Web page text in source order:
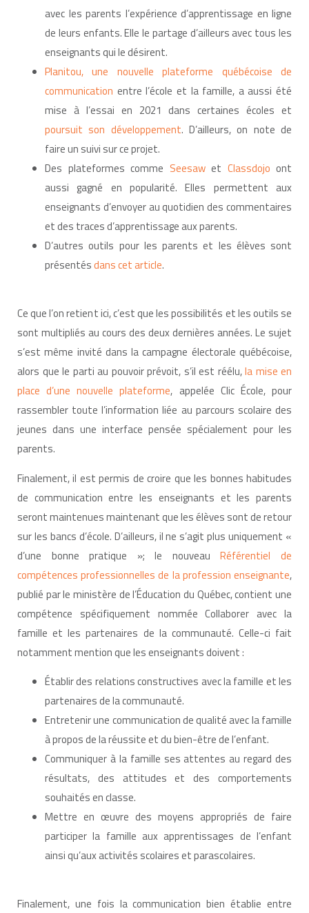
avec les parents l’expérience d’apprentissage en ligne
de leurs enfants. Elle le partage d’ailleurs avec tous les
enseignants qui le désirent.
Planitou, une nouvelle plateforme québécoise de
communication entre l’école et la famille, a aussi été
mise à l’essai en 2021 dans certaines écoles et
poursuit son développement. D’ailleurs, on note de
faire un suivi sur ce projet.
Des plateformes comme Seesawet Classdojo ont
aussi gagné en popularité. Elles permettent aux
enseignants d’envoyer au quotidien des commentaires
et des traces d’apprentissage aux parents.
D’autres outils pour les parents et les élèves sont
présentésdans cet article.
Ce que l’on retient ici, c’est que les possibilités et les outils se
sont multipliés au cours des deux dernières années. Le sujet
s’est même invité dans la campagne électorale québécoise,
alors que le parti au pouvoir prévoit, s’il est réélu,la mise en
place d’une nouvelle plateforme, appelée Clic École, pour
rassembler toute l’information liée au parcours scolaire des
jeunes dans une interface pensée spécialement pour les
parents.
Finalement, il est permis de croire que les bonnes habitudes
de communication entre les enseignants et les parents
seront maintenues maintenant que les élèves sont de retour
sur les bancs d’école. D’ailleurs, il ne s’agit plus uniquement «
d’une bonne pratique »; le nouveauRéférentiel de
compétences professionnelles de la profession enseignante,
publié par le ministère de l’Éducation du Québec, contient une
compétence spécifiquement nommée Collaborer avec la
famille et les partenaires de la communauté. Celle-ci fait
notamment mention que les enseignants doivent :
Établir des relations constructives avec la famille et les
partenaires de la communauté.
Entretenir une communication de qualité avec la famille
à propos de la réussite et du bien-être de l’enfant.
Communiquer à la famille ses attentes au regard des
résultats, des attitudes et des comportements
souhaités en classe.
Mettre en œuvre des moyens appropriés de faire
participer la famille aux apprentissages de l’enfant
ainsi qu’aux activités scolaires et parascolaires.
Finalement, une fois la communication bien établie entre